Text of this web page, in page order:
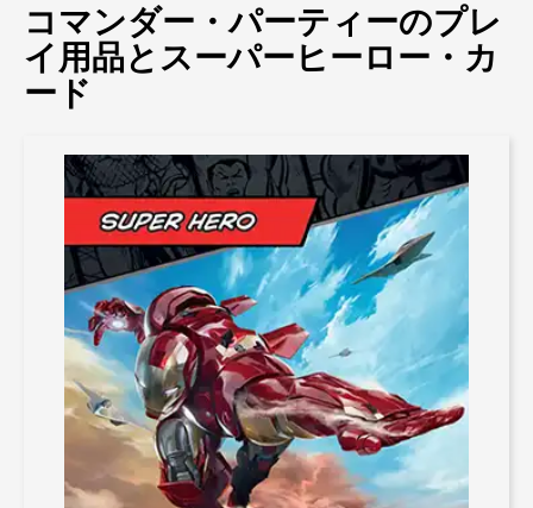
コマンダー・パーティーのプレ
イ用品とスーパーヒーロー・カ
ード